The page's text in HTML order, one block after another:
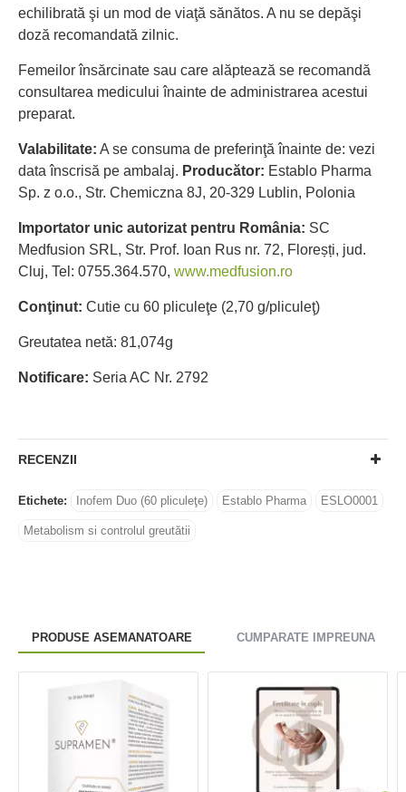
echilibrată şi un mod de viaţă sănătos. A nu se depăşi
doză recomandată zilnic.
Femeilor însărcinate sau care alăptează se recomandă
consultarea medicului înainte de administrarea acestui
preparat.
Valabilitate: A se consuma de preferinţă înainte de: vezi
data înscrisă pe ambalaj. Producător: Establo Pharma
Sp. z o.o., Str. Chemiczna 8J, 20-329 Lublin, Polonia
Importator unic autorizat pentru România: SC
Medfusion SRL, Str. Prof. Ioan Rus nr. 72, Floreșți, jud.
Cluj, Tel: 0755.364.570, www.medfusion.ro
Conţinut: Cutie cu 60 pliculeţe (2,70 g/pliculeţ)
Greutatea netă: 81,074g
Notificare: Seria AC Nr. 2792
RECENZII
Etichete: Inofem Duo (60 pliculeţe) Establo Pharma ESLO0001
Metabolism si controlul greutătii
PRODUSE ASEMANATOARE CUMPARATE IMPREUNA